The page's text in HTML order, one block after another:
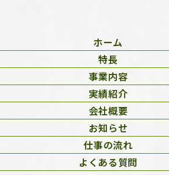
ホーム
特長
事業内容
実績紹介
会社概要
お知らせ
仕事の流れ
よくある質問